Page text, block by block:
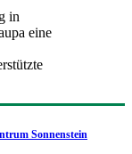
in
eine
Sonnenstein